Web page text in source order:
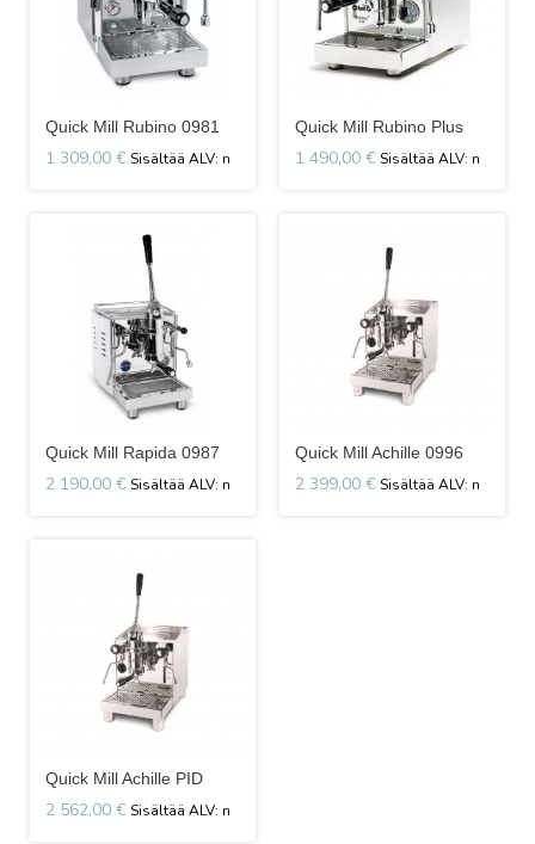
Quick Mill Rubino 0981
1 309,00 €
Quick Mill Rubino Plus
1 490,00 €
Quick Mill Rapida 0987
2 190,00 €
Quick Mill Achille 0996
2 399,00 €
Quick Mill Achille PID
2 562,00 €